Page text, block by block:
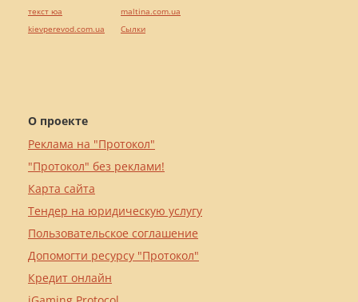
О проекте
Реклама на "Протокол"
"Протокол" без реклами!
Карта сайта
Тендер на юридическую услугу
Пользовательское соглашение
Допомогти ресурсу "Протокол"
Кредит онлайн
текст юа
kievperevod.com.ua
maltina.com.ua
Cылки